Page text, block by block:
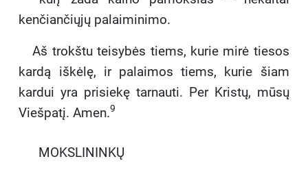
kenčiančiųjų palaiminimo.
Aš trokštu teisybės tiems, kurie mirė tiesos
kardą iškėlę, ir palaimos tiems, kurie šiam
kardui yra prisiekę tarnauti. Per Kristų, mūsų
Viešpatį. Amen.9
MOKSLININKŲ